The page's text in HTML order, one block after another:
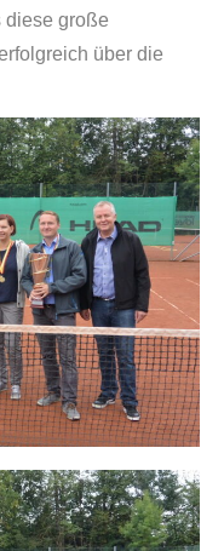
diese große
über die